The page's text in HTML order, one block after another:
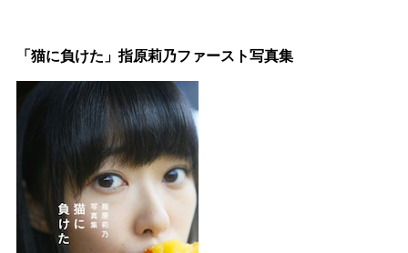
「猫に負けた」指原莉乃ファースト写真集